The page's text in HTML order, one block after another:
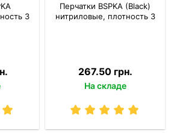
3
Перчатки BSPKA (Black)
нитриловые, плотность 3
267.50 грн.
На складе